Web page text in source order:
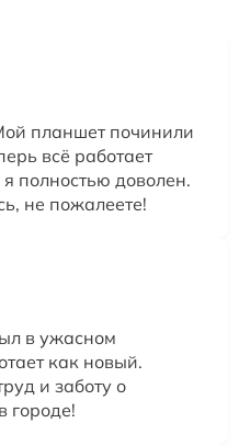
планшет починили
всё работает
полностью доволен.
не пожалеете!
в ужасном
как новый.
и заботу о
городе!